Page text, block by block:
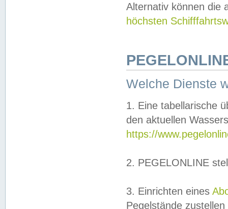
Alternativ können die
höchsten
Welche Dienste
1. Eine tabellarische
den aktuellen
https://
2. PEGELONLINE
3. Einrichten eines
Pegelstände